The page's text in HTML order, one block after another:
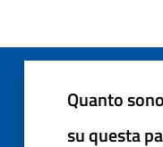
Quanto
su questa